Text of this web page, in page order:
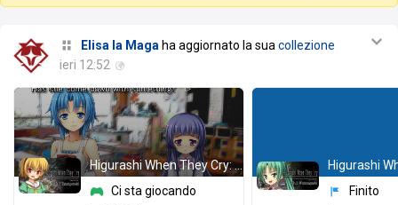
Elisa la Maga ha aggiornato la sua collezione
ieri 12:52
Higurashi When They Cry: Chapter 3 - Tatarigoroshi
Ci sta giocando
Finito